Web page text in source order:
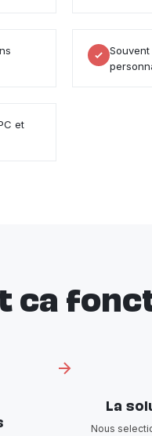
et
ca
La
Nous